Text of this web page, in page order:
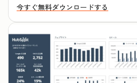
今すぐ無料ダウンロードする